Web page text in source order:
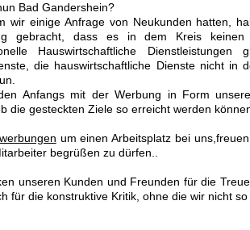
Bad Gandershein?
wir einige Anfrage von Neukunden hatten,
gebracht, dass es in dem Kreis keinen
Hauswirtschaftliche
die hauswirtschaftliche Dienste nicht in
Anfangs mit der Werbung in Form
die gesteckten Ziele so erreicht werden
um einen Arbeitsplatz bei
begrüßen zu dürfen..
unseren Kunden und Freunden für die
für die konstruktive Kritik, ohne die wir nicht